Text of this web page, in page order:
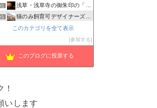
浅草・浅草寺の御朱印の「種類・値段・待ち時間・混雑状況」お…
猫のみ飼育可デザイナーズ物件 prima-fortuna
草加市を守る矢部しょうへいの会のブログ
縁切りと縁結びの凜花〜Reincarnation〜
このカテゴリを全て表示
参加する
このブログに投票する
いします